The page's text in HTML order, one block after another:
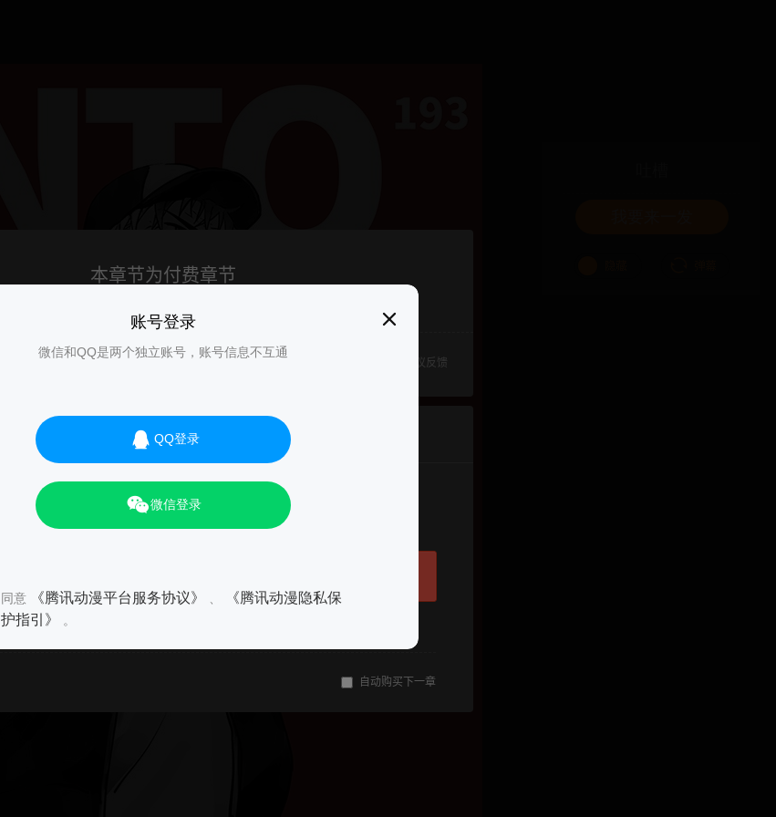
账号登录
微信和QQ是两个独立账号，账号信息不互通
QQ登录
微信登录
同意 《腾讯动漫平台服务协议》
《腾讯动漫隐私保
护指引》
。